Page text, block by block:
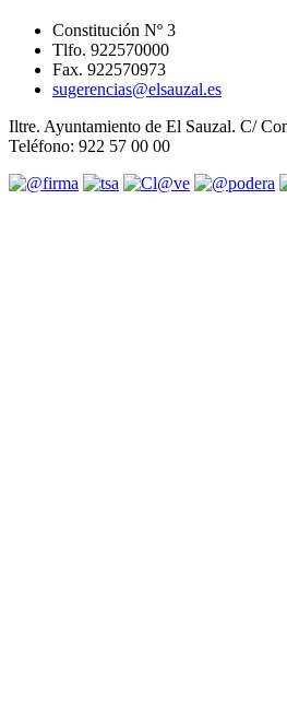
Constitución Nº 3
Tlfo. 922570000
Fax. 922570973
sugerencias@elsauzal.es
Iltre. Ayuntamiento de El Sauzal. C/
Teléfono: 922 57 00 00